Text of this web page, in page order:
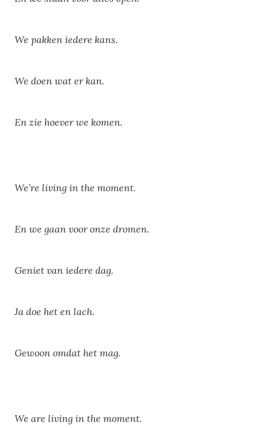
We pakken iedere kans.
We doen wat er kan.
En zie hoever we komen.
We’re living in the moment.
En we gaan voor onze dromen.
Geniet van iedere dag.
Ja doe het en lach.
Gewoon omdat het mag.
We are living in the moment.